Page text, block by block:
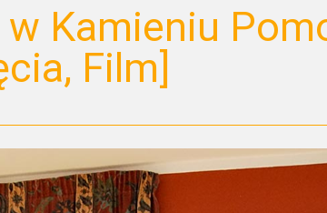
Kamieniu
Film]